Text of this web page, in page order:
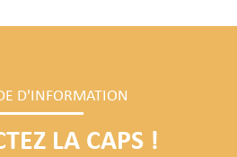
D'INFORMATION
LA CAPS !